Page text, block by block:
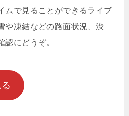
ムで見ることができるライブ
や凍結などの路面状況、渋
認にどうぞ。